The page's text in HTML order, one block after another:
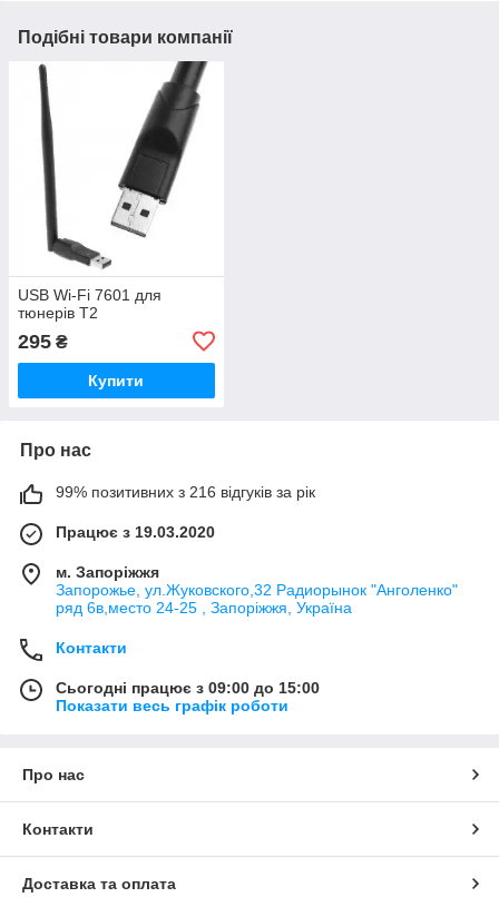
Подібні товари компанії
USB Wi-Fi 7601 для
тюнерів T2
295 ₴
Купити
Про нас
99% позитивних з 216 відгуків за рік
Працює з 19.03.2020
м. Запоріжжя
Запорожье, ул.Жуковского,32 Радиорынок "Анголенко"
ряд 6в,место 24-25 , Запоріжжя, Україна
Контакти
Сьогодні працює з 09:00 до 15:00
Показати весь графік роботи
Про нас
Контакти
Доставка та оплата